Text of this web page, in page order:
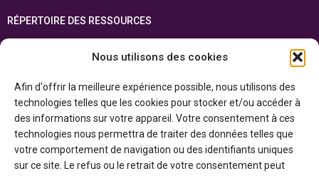
Nous utilisons des cookies
Afin d'offrir la meilleure expérience possible, nous utilisons des
technologies telles que les cookies pour stocker et/ou accéder à
des informations sur votre appareil. Votre consentement à ces
technologies nous permettra de traiter des données telles que
votre comportement de navigation ou des identifiants uniques
sur ce site. Le refus ou le retrait de votre consentement peut
RÉPERTOIRE DES RESSOURCES
ENGLISH
Cette ressource est réalisée grâce au soutien financier du gouvernement de
l’Ontario et du gouvernement duCanada par l’entremise du ministère du
Patrimoine canadien